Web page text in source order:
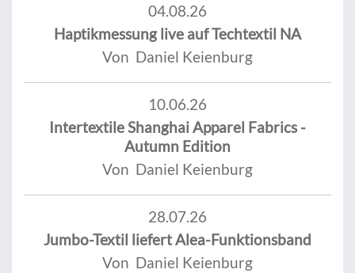
04.08.26
Haptikmessung live auf Techtextil NA
Von Daniel Keienburg
10.06.26
Intertextile Shanghai Apparel Fabrics -
Autumn Edition
Von Daniel Keienburg
28.07.26
Jumbo-Textil liefert Alea-Funktionsband
Von Daniel Keienburg